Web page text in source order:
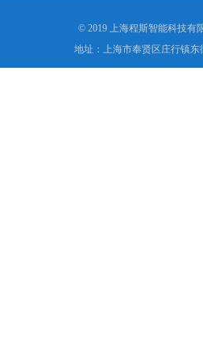
© 2019 上海程斯智能科技有
地址：上海市奉贤区庄行镇东